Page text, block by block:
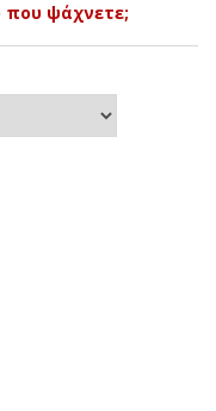
που ψάχνετε;